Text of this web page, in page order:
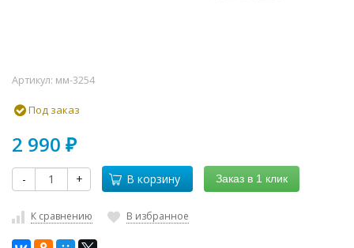
Артикул: мм-3254
Под заказ
2 990 ₽
- + В корзину Заказ в 1 клик
К сравнению В избранное